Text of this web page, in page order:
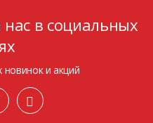
в социальных
новинок и акций